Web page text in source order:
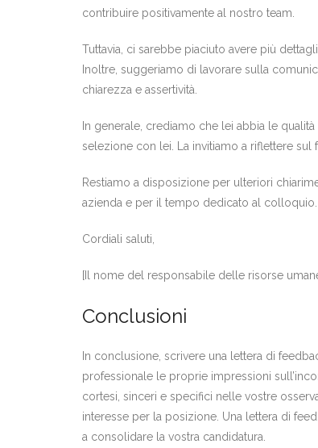
contribuire positivamente al nostro team.
Tuttavia, ci sarebbe piaciuto avere più
Inoltre, suggeriamo di lavorare sulla
chiarezza e assertività.
In generale, crediamo che lei abbia le
selezione con lei. La invitiamo a riflettere
Restiamo a disposizione per ulteriori
azienda e per il tempo dedicato al colloquio.
Cordiali saluti,
[Il nome del responsabile delle risorse
Conclusioni
In conclusione, scrivere una lettera di
professionale le proprie impressioni
cortesi, sinceri e specifici nelle vostre
interesse per la posizione. Una lettera di
a consolidare la vostra candidatura.